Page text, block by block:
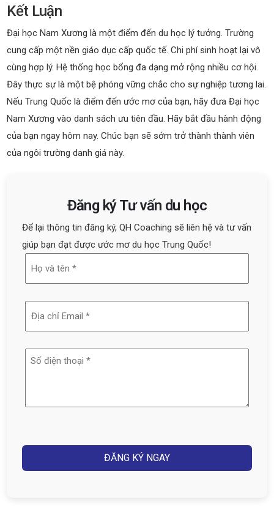
Kết Luận
Đại học Nam Xương là một điểm đến du học lý tưởng. Trường
cung cấp một nền giáo dục cấp quốc tế. Chi phí sinh hoạt lại vô
cùng hợp lý. Hệ thống học bổng đa dạng mở rộng nhiều cơ hội.
Đây thực sự là một bệ phóng vững chắc cho sự nghiệp tương lai.
Nếu Trung Quốc là điểm đến ước mơ của bạn, hãy đưa Đại học
Nam Xương vào danh sách ưu tiên đầu. Hãy bắt đầu hành động
của bạn ngay hôm nay. Chúc bạn sẽ sớm trở thành thành viên
của ngôi trường danh giá này.
Đăng ký Tư vấn du học
Để lại thông tin đăng ký, QH Coaching sẽ liên hệ và tư vấn
giúp bạn đạt được ước mơ du học Trung Quốc!
(Required)
(Required)
Số